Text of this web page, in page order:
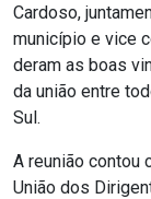
Cardoso,
município e vice
deram as boas
da união entre
Sul.
A reunião contou
União dos